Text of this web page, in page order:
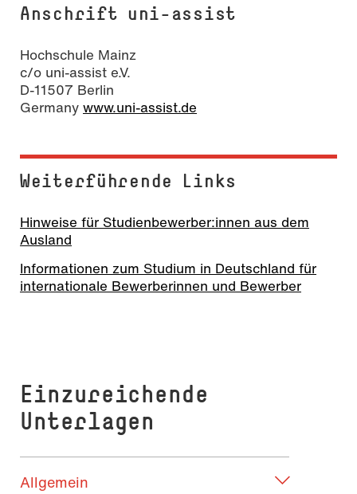
Anschrift uni-assist
Hochschule Mainz
c/o uni-assist e.V.
D-11507 Berlin
Germany www.uni-assist.de
Weiterführende Links
Hinweise für Studienbewerber:innen aus dem
Ausland
Informationen zum Studium in Deutschland für
internationale Bewerberinnen und Bewerber
Einzureichende
Unterlagen
Allgemein